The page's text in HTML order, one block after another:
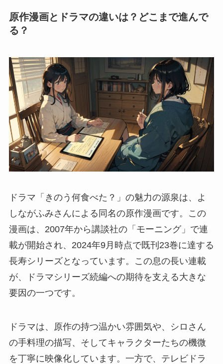
原作漫画とドラマの違いは？どこまで進んで
る？
ドラマ「きのう何食べた？」の魅力の源泉は、よ
しながふみさんによる同名の原作漫画です。この
漫画は、2007年から講談社の「モーニング」で連
載が開始され、2024年9月時点で既刊23巻に達する
長寿シリーズとなっています。この息の長い連載
が、ドラマシリーズ続編への期待を支える大きな
要因の一つです。
ドラマは、原作の持つ温かい雰囲気や、シロさん
の手料理の描写、そしてキャラクターたちの機微
を丁寧に映像化しています。一方で、テレビドラ